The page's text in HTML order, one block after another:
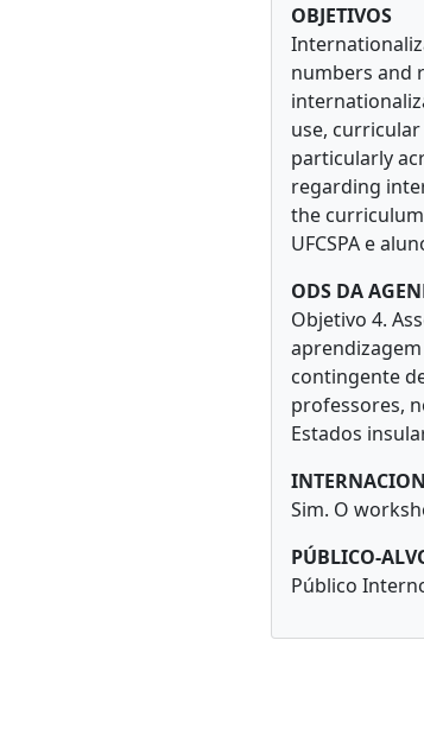
OBJETIVOS
numbers and
use,
particularly
regarding
the
UFCSPA e
ODS DA
Objetivo 4.
contingente
professores,
Estados
Sim. O
PÚBLICO-
Público